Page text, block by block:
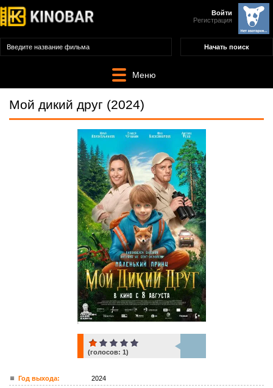
Войти
Регистрация
Меню
Мой дикий друг (2024)
(голосов: 1)
Год выхода:
2024